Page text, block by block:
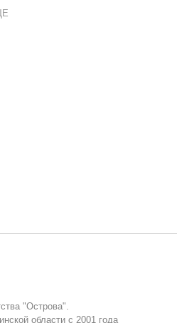
"Острова".
области с 2001 года